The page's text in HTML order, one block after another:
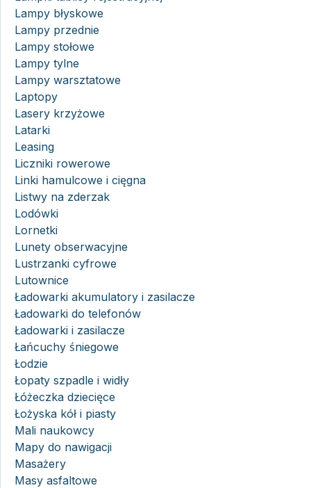
Lampy błyskowe
Lampy przednie
Lampy stołowe
Lampy tylne
Lampy warsztatowe
Laptopy
Lasery krzyżowe
Latarki
Leasing
Liczniki rowerowe
Linki hamulcowe i cięgna
Listwy na zderzak
Lodówki
Lornetki
Lunety obserwacyjne
Lustrzanki cyfrowe
Lutownice
Ładowarki akumulatory i zasilacze
Ładowarki do telefonów
Ładowarki i zasilacze
Łańcuchy śniegowe
Łodzie
Łopaty szpadle i widły
Łóżeczka dziecięce
Łożyska kół i piasty
Mali naukowcy
Mapy do nawigacji
Masażery
Masy asfaltowe